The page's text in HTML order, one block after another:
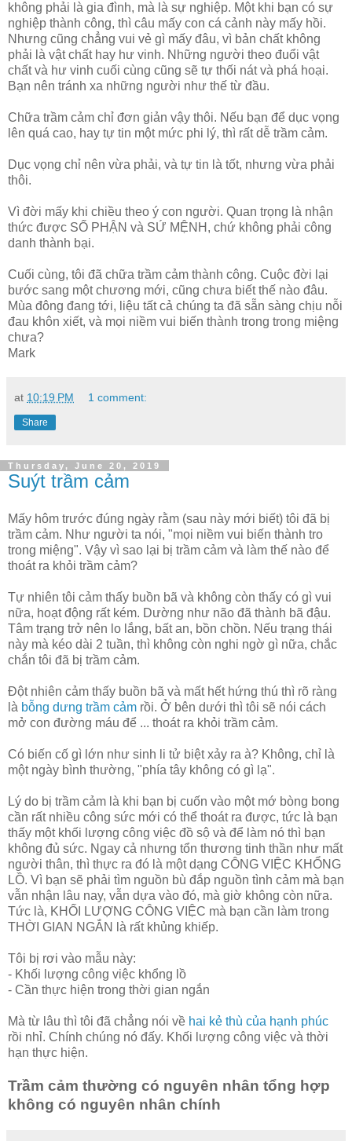
không phải là gia đình, mà là sự nghiệp. Một khi bạn có sự
nghiệp thành công, thì câu mấy con cá cảnh này mấy hồi.
Nhưng cũng chẳng vui vẻ gì mấy đâu, vì bản chất không
phải là vật chất hay hư vinh. Những người theo đuổi vật
chất và hư vinh cuối cùng cũng sẽ tự thối nát và phá hoại.
Bạn nên tránh xa những người như thế từ đầu.
Chữa trầm cảm chỉ đơn giản vậy thôi. Nếu bạn để dục vọng
lên quá cao, hay tự tin một mức phi lý, thì rất dễ trầm cảm.
Dục vọng chỉ nên vừa phải, và tự tin là tốt, nhưng vừa phải
thôi.
Vì đời mấy khi chiều theo ý con người. Quan trọng là nhận
thức được SỐ PHẬN và SỨ MỆNH, chứ không phải công
danh thành bại.
Cuối cùng, tôi đã chữa trầm cảm thành công. Cuộc đời lại
bước sang một chương mới, cũng chưa biết thế nào đâu.
Mùa đông đang tới, liệu tất cả chúng ta đã sẵn sàng chịu nỗi
đau khôn xiết, và mọi niềm vui biến thành trong trong miệng
chưa?
Mark
at 10:19 PM 1 comment:
Share
Thursday, June 20, 2019
Suýt trầm cảm
Mấy hôm trước đúng ngày rằm (sau này mới biết) tôi đã bị
trầm cảm. Như người ta nói, "mọi niềm vui biến thành tro
trong miệng". Vậy vì sao lại bị trầm cảm và làm thế nào để
thoát ra khỏi trầm cảm?
Tự nhiên tôi cảm thấy buồn bã và không còn thấy có gì vui
nữa, hoạt động rất kém. Dường như não đã thành bã đậu.
Tâm trạng trở nên lo lắng, bất an, bồn chồn. Nếu trạng thái
này mà kéo dài 2 tuần, thì không còn nghi ngờ gì nữa, chắc
chắn tôi đã bị trầm cảm.
Đột nhiên cảm thấy buồn bã và mất hết hứng thú thì rõ ràng
là bỗng dưng trầm cảm rồi. Ở bên dưới thì tôi sẽ nói cách
mở con đường máu để ... thoát ra khỏi trầm cảm.
Có biến cố gì lớn như sinh li tử biệt xảy ra à? Không, chỉ là
một ngày bình thường, "phía tây không có gì lạ".
Lý do bị trầm cảm là khi bạn bị cuốn vào một mớ bòng bong
cần rất nhiều công sức mới có thể thoát ra được, tức là bạn
thấy một khối lượng công việc đồ sộ và để làm nó thì bạn
không đủ sức. Ngay cả nhưng tổn thương tinh thần như mất
người thân, thì thực ra đó là một dạng CÔNG VIỆC KHỔNG
LỒ. Vì bạn sẽ phải tìm nguồn bù đắp nguồn tình cảm mà bạn
vẫn nhận lâu nay, vẫn dựa vào đó, mà giờ không còn nữa.
Tức là, KHỐI LƯỢNG CÔNG VIỆC mà bạn cần làm trong
THỜI GIAN NGẮN là rất khủng khiếp.
Tôi bị rơi vào mẫu này:
- Khối lượng công việc khổng lồ
- Cần thực hiện trong thời gian ngắn
Mà từ lâu thì tôi đã chẳng nói về hai kẻ thù của hạnh phúc
rồi nhỉ. Chính chúng nó đấy. Khối lượng công việc và thời
hạn thực hiện.
Trầm cảm thường có nguyên nhân tổng hợp
không có nguyên nhân chính